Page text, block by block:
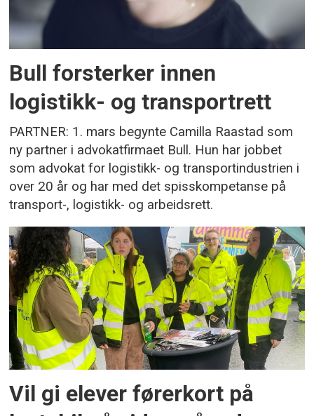
Bull forsterker innen
logistikk- og transportrett
PARTNER: 1. mars begynte Camilla Raastad som
ny partner i advokatfirmaet Bull. Hun har jobbet
som advokat for logistikk- og transportindustrien i
over 20 år og har med det spisskompetanse på
transport-, logistikk- og arbeidsrett.
Vil gi elever førerkort på